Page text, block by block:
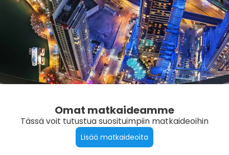
Omat matkaideamme
Tässä voit tutustua suosituimpiin matkaideoihin
Lisää matkaideoita